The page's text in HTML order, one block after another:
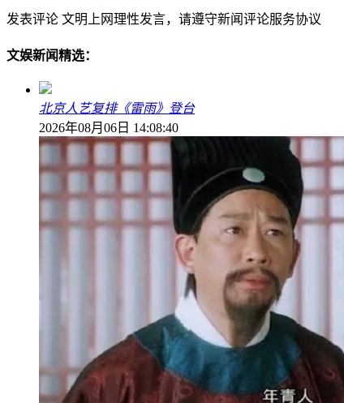
发表评论 文明上网理性发言，请遵守新闻评论服务协议
文娱新闻精选：
北京人艺复排《雷雨》登台
2026年08月06日 14:08:40